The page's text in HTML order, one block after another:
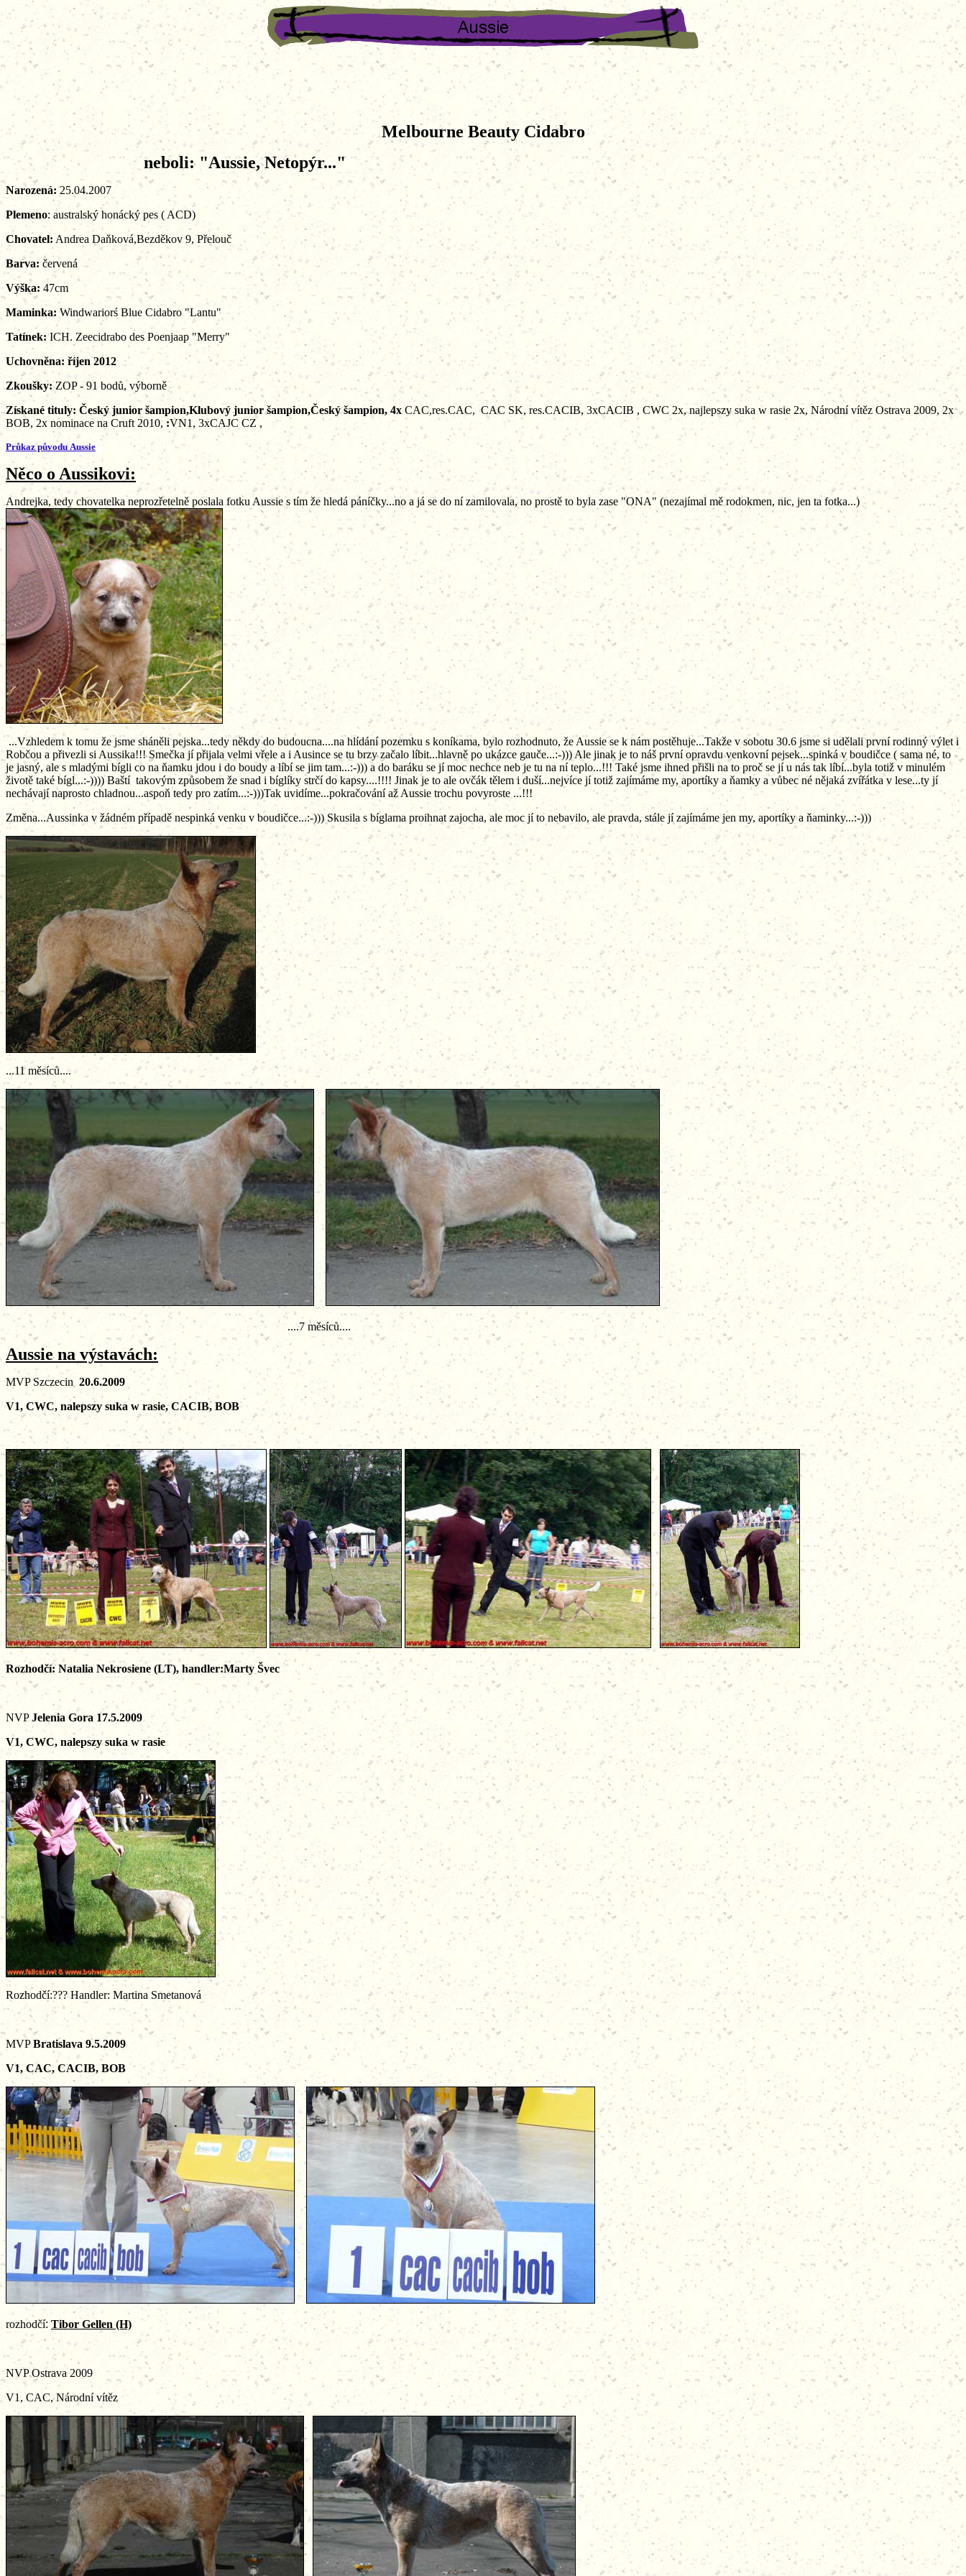
Melbourne Beauty Cidabro
neboli: "Aussie, Netopýr..."
Narozená:25.04.2007
Plemeno: australský honácký pes ( ACD)
Chovatel: Andrea Daňková,Bezděkov 9, Přelouč
Barva: červená
Výška: 47cm
Maminka:Windwariorś Blue Cidabro "Lantu"
Tatínek:ICH. Zeecidrabo des Poenjaap "Merry"
Uchovněna: říjen 2012
Zkoušky:ZOP - 91 bodů, výborně
Získané tituly: Český junior šampion,Klubový junior šampion,Český šampion, 4x CAC,res.CAC, CAC SK, res.CACIB, 3xCACIB , CWC 2x, najlepszy suka w rasie 2x, Národní vítěz Ostrava 2009, 2x
BOB, 2x nominace na Cruft 2010, :VN1, 3xCAJC CZ ,
Průkaz původuAussie
Něco o Aussikovi:
Andrejka, tedy chovatelka neprozřetelně poslala fotku Aussie s tím že hledá páníčky...no a já se do ní zamilovala, no prostě tobyla zase "ONA" (nezajímal mě rodokmen, nic, jen ta fotka...)
...Vzhledem k tomu že jsme sháněli pejska...tedy někdy do budoucna....na hlídání pozemku s koníkama, bylo rozhodnuto, že Aussie se k nám postěhuje...Takže v sobotu 30.6 jsme si udělali první rodinný výlet i
Robčou a přivezli si Aussika!!! Smečka jí přijala velmi vřele a i Ausince se tu brzy začalo líbit...hlavně po ukázce gauče...:-))) Ale jinak je to náš první opravdu venkovní pejsek...spinká v boudičce ( sama né, to
je jasný, ale s mladými bígli co na ňamku jdou i do boudy a líbí se jim tam...:-))) a do baráku se jí moc nechce neb je tu na ní teplo...!!! Také jsme ihned přišli na to proč se jí u nás tak líbí...byla totiž v minulém
životě také bígl...:-)))) Baští takovým způsobem že snad i bíglíky strčí do kapsy....!!!! Jinak je to ale ovčák tělem i duší...nejvíce jí totiž zajímáme my, aportíky a ňamky a vůbec né nějaká zvířátka v lese...ty jí
nechávají naprosto chladnou...aspoň tedy pro zatím...:-)))Tak uvidíme...pokračování až Aussie trochu povyroste ...!!!
Změna...Aussinka v žádném případě nespinká venku v boudičce...:-))) Skusila s bíglama proihnat zajocha, ale moc jí to nebavilo, ale pravda, stále jí zajímáme jen my, aportíky a ňaminky...:-)))
...11 měsíců....
....7 měsíců....
Aussiena výstavách:
MVP Szczecin 20.6.2009
V1, CWC, nalepszy suka w rasie, CACIB, BOB
Rozhodčí: Natalia Nekrosiene (LT), handler:Marty Švec
NVPJelenia Gora 17.5.2009
V1, CWC, nalepszy suka w rasie
Rozhodčí:??? Handler: Martina Smetanová
MVPBratislava 9.5.2009
V1, CAC, CACIB, BOB
rozhodčí: Tibor Gellen (H)
NVP Ostrava 2009
V1, CAC, Národní vítěz